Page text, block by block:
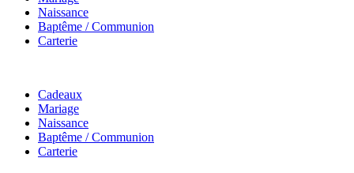
Naissance
Baptême / Communion
Carterie
Cadeaux
Mariage
Naissance
Baptême / Communion
Carterie